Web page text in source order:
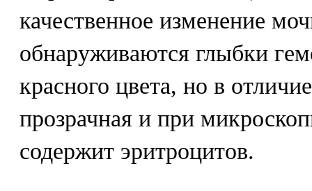
качественное изменение
обнаруживаются глыбки
красного цвета, но в
прозрачная и при
содержит эритроцитов.